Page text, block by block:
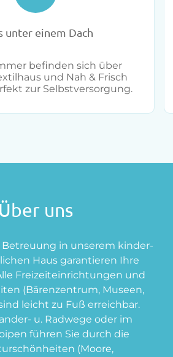
unter einem Dach
befinden sich über
und Nah & Frisch
zur Selbstversorgung.
Über uns
Betreuung in unserem kinder-
Haus garantieren Ihre
Freizeiteinrichtungen und
(Bärenzentrum, Museen,
leicht zu Fuß erreichbar.
u. Radwege oder im
führen Sie durch die
(Moore,